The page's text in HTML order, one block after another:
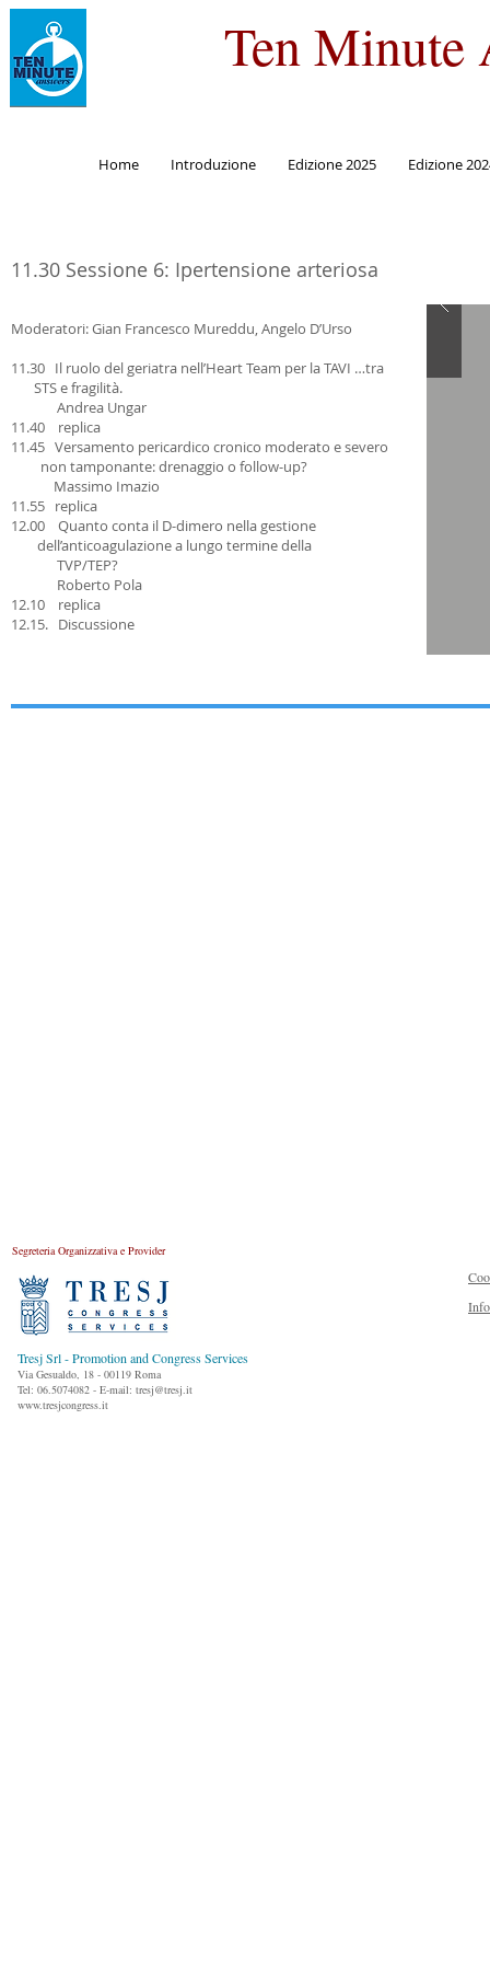
Ten Minute
Home Introduzione Edizione 2025 Edizione
11.30 Sessione 6: Ipertensione arteriosa
Moderatori: Gian Francesco Mureddu, Angelo D’Urso
11.30 Il ruolo del geriatra nell’Heart Team per la TAVI …tra
STS e fragilità.
Andrea Ungar
11.40 replica
11.45 Versamento pericardico cronico moderato e severo
non tamponante: drenaggio o follow-up?
Massimo Imazio
11.55 replica
12.00 Quanto conta il D-dimero nella gestione
dell’anticoagulazione a lungo termine della
TVP/TEP?
Roberto Pola
12.10 replica
12.15. Discussione
Segreteria Organizzativa e Provider
Tresj Srl - Promotion and Congress Services
Via Gesualdo, 18 - 00119 Roma
Tel: 06.5074082 - E-mail: tresj@tresj.it
www.tresjcongress.it